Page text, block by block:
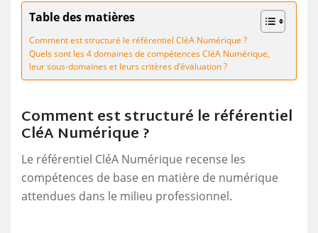
Table des matières
Comment est structuré le référentiel CléA Numérique ?
Quels sont les 4 domaines de compétences CléA Numérique,
leur sous-domaines et leurs critères d’évaluation ?
Comment est structuré le référentiel
CléA Numérique ?
Le référentiel CléA Numérique recense les
compétences de base en matière de numérique
attendues dans le milieu professionnel.